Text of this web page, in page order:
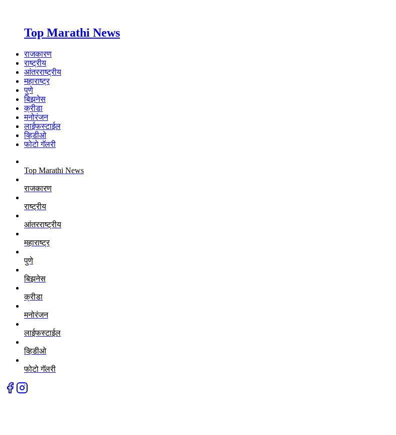
Top Marathi News
राजकारण
राष्ट्रीय
आंतरराष्ट्रीय
महाराष्ट्र
पुणे
बिझनेस
क्रीडा
मनोरंजन
लाईफस्टाईल
व्हिडीओ
फोटो गॅलरी
Top Marathi News
राजकारण
राष्ट्रीय
आंतरराष्ट्रीय
महाराष्ट्र
पुणे
बिझनेस
क्रीडा
मनोरंजन
लाईफस्टाईल
व्हिडीओ
फोटो गॅलरी